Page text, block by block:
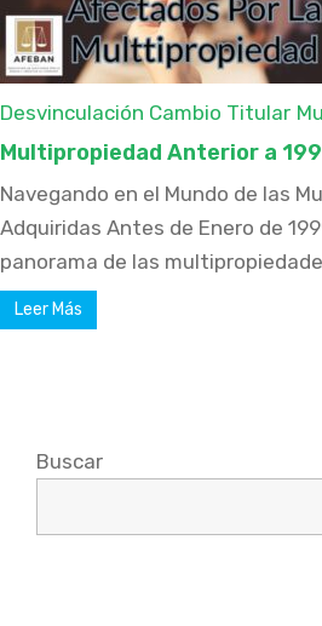
Desvinculación Cambio Titular
Multipropiedad Anterior a
Navegando en el Mundo de las
Adquiridas Antes de Enero de
panorama de las
Leer Más
Buscar